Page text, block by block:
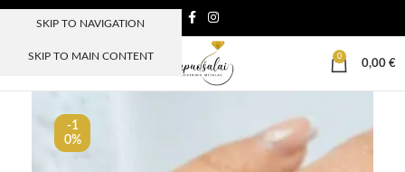
SKIP TO NAVIGATION
SKIP TO MAIN CONTENT
MENIU
0
0,00 €
-1
0%